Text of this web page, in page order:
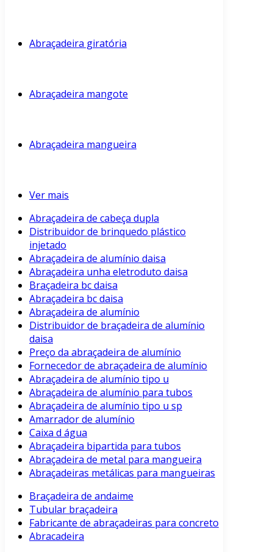
Abraçadeira giratória
Abraçadeira mangote
Abraçadeira mangueira
Ver mais
Abraçadeira de cabeça dupla
Distribuidor de brinquedo plástico
injetado
Abraçadeira de alumínio daisa
Abraçadeira unha eletroduto daisa
Braçadeira bc daisa
Abraçadeira bc daisa
Abraçadeira de alumínio
Distribuidor de braçadeira de alumínio
daisa
Preço da abraçadeira de alumínio
Fornecedor de abraçadeira de alumínio
Abraçadeira de alumínio tipo u
Abraçadeira de alumínio para tubos
Abraçadeira de alumínio tipo u sp
Amarrador de alumínio
Caixa d água
Abraçadeira bipartida para tubos
Abraçadeira de metal para mangueira
Abraçadeiras metálicas para mangueiras
Braçadeira de andaime
Tubular braçadeira
Fabricante de abraçadeiras para concreto
Abracadeira